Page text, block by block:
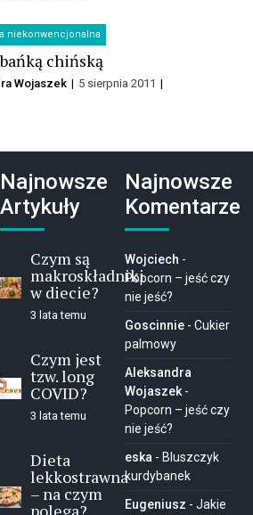
niekonwencjonalna
chińską
Wojaszek 5 sierpnia 2011
Najnowsze
Artykuły
Czym są
makroskładniki
w diecie?
3 lata temu
Czym jest
tzw. long
COVID?
3 lata temu
Dieta
lekkostrawna
– na czym
Najnowsze
Komentarze
Wojciech -
Popcorn – jeść czy
nie jeść?
Goscinnie- Cukier
palmowy
Aleksandra
Wojaszek-
Popcorn – jeść czy
nie jeść?
eska- Bluszczyk
kurdybanek
Eugeniusz - Jakie